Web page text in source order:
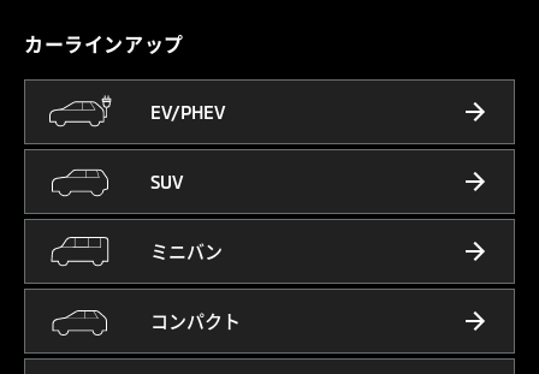
カーラインアップ
EV/PHEV
SUV
ミニバン
コンパクト